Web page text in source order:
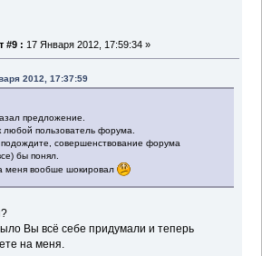
#9 : 17 Января 2012, 17:59:34 »
2012, 17:37:59
предложение.
пользователь форума.
совершенствование форума
бы понял.
меня вообше шокировал
Вы всё себе придумали и теперь
на меня.